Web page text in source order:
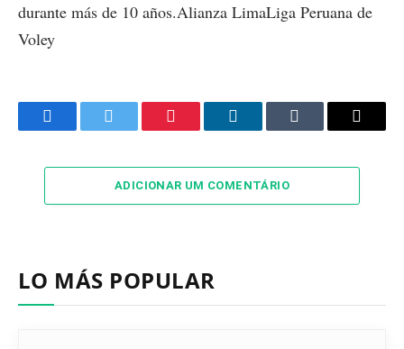
durante más de 10 años.Alianza LimaLiga Peruana de
Voley
FacebookTwitter Pinterest LinkedInTumblr Email
ADICIONAR UM COMENTÁRIO
LO MÁS POPULAR